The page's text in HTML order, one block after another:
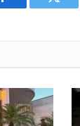
Facebook